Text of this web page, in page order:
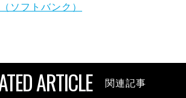
ソフトバンク）
ARTICLE 関連記事